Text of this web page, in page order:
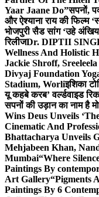
Yaar Jaane Do”सपनों,
और ऐश्याना राय की फिल्म
भोजपुरी सैड सांग ‘उहे अंखिया
रिलीजDr. DIPTII
Wellness And Holistic
Jackie Shroff,
Divyaj Foundation
Stadium, Worliइशिका
यू कहबे करब’ वर्ल्डवाइड
सपनों की उड़ान का नाम है
Wins Deus Unveils
Cinematic And
Bhattacharya Unveils
Mehjabeen Khan,
Mumbai“Where
Paintings By
Art Gallery“Pigments
Paintings By 6